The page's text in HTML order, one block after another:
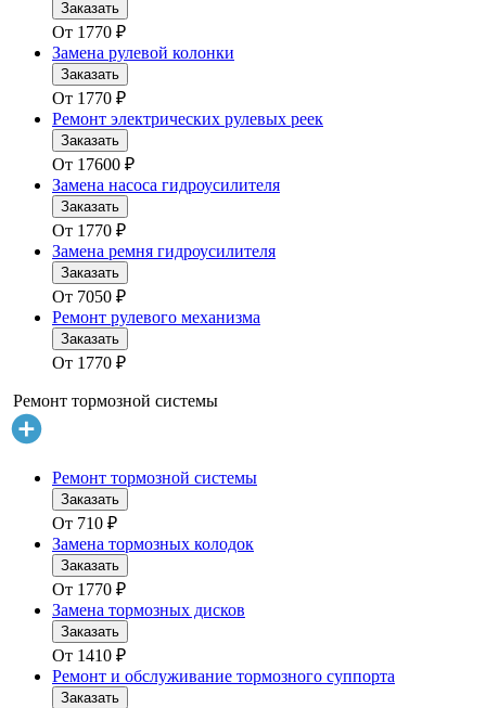
Заказать
От 1770 ₽
Замена рулевой колонки
Заказать
От 1770 ₽
Ремонт электрических рулевых реек
Заказать
От 17600 ₽
Замена насоса гидроусилителя
Заказать
От 1770 ₽
Замена ремня гидроусилителя
Заказать
От 7050 ₽
Ремонт рулевого механизма
Заказать
От 1770 ₽
Ремонт тормозной системы
Ремонт тормозной системы
Заказать
От 710 ₽
Замена тормозных колодок
Заказать
От 1770 ₽
Замена тормозных дисков
Заказать
От 1410 ₽
Ремонт и обслуживание тормозного суппорта
Заказать